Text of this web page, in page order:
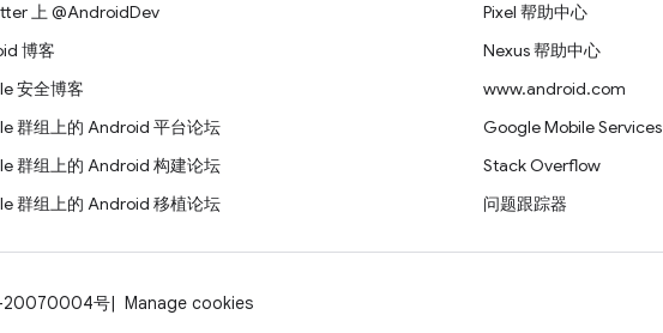
上 @AndroidDev
博客
安全博客
群组上的 Android 平台论坛
群组上的 Android 构建论坛
群组上的 Android 移植论坛
Pixel 帮助中心
Nexus 帮助中心
www.android.com
Google Mobile Services
Stack Overflow
问题跟踪器
20070004号 Manage cookies